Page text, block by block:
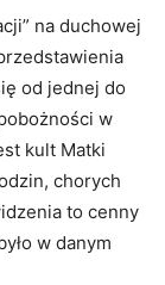
na duchowej
od jednej do
w
kult Matki
chorych
to cenny
w danym